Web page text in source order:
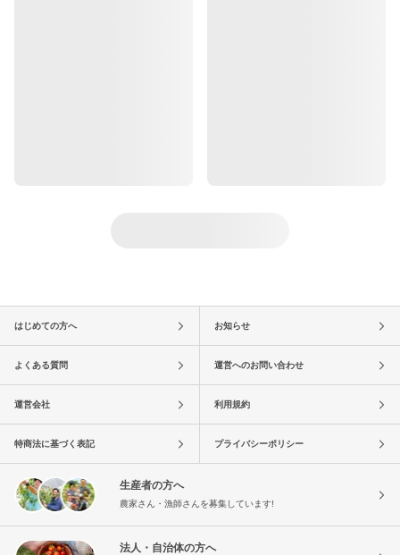
はじめての方へ お知らせ
よくある質問 運営へのお問い合わせ
運営会社 利用規約
特商法に基づく表記 プライバシーポリシー
生産者の方へ
農家さん・漁師さんを募集しています!
法人・自治体の方へ